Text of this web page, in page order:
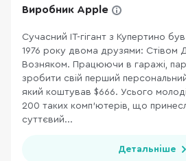
Виробник Apple
Сучасний ІТ-гігант з Купертино
1976 року двома друзями: Стівом
Возняком. Працюючи в гаражі,
зробити свій перший
який коштував $666. Усього
200 таких комп’ютерів, що
суттєвий...
Детальніше